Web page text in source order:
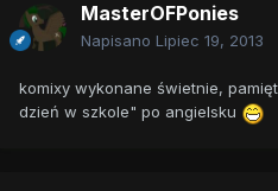
MasterOFPonies
Napisano Lipiec 19, 2013
komixy wykonane świetnie,
dzień w szkole" po angielsku